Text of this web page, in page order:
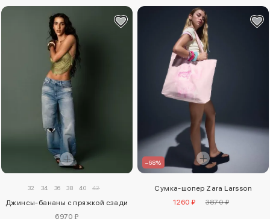
32 34 36 38 40 42
Джинсы-бананы с пряжкой сзади
6970 ₽
–68%
Сумка-шопер Zara Larsson
1260 ₽
3870 ₽